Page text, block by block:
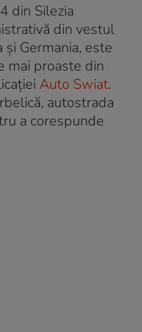
din Silezia
din vestul
și Germania, este
mai proaste din
Auto Swiat.
autostrada
a corespunde